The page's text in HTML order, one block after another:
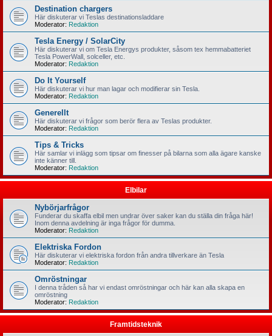
Destination chargers
Här diskuterar vi Teslas destinationsladdare
Moderator: Redaktion
Tesla Energy / SolarCity
Här diskuterar vi om Tesla Energys produkter, såsom tex hemmabatteriet
Tesla PowerWall, solceller, etc.
Moderator: Redaktion
Do It Yourself
Här diskuterar vi hur man lagar och modifierar sin Tesla.
Moderator: Redaktion
Generellt
Här diskuterar vi frågor som berör flera av Teslas produkter.
Moderator: Redaktion
Tips & Tricks
Här samlar vi inlägg som tipsar om finesser på bilarna som alla ägare kanske
inte känner till.
Moderator: Redaktion
Elbilar
Nybörjarfrågor
Funderar du skaffa elbil men undrar över saker kan du ställa din fråga här!
Inom denna avdelning är inga frågor för dumma.
Moderator: Redaktion
Elektriska Fordon
Här diskuterar vi elektriska fordon från andra tillverkare än Tesla
Moderator: Redaktion
Omröstningar
I denna tråden så har vi endast omröstningar och här kan alla skapa en
omröstning
Moderator: Redaktion
Framtidsteknik